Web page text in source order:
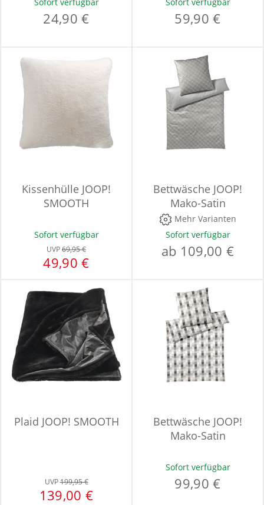
Sofort verfügbar
24,90 €
Sofort verfügbar
59,90 €
Kissenhülle JOOP!
SMOOTH
Sofort verfügbar
UVP69,95 €
49,90 €
Bettwäsche JOOP!
Mako-Satin
Mehr Varianten
Sofort verfügbar
ab 109,00 €
Plaid JOOP! SMOOTH
UVP199,95 €
139,00 €
Bettwäsche JOOP!
Mako-Satin
Sofort verfügbar
99,90 €